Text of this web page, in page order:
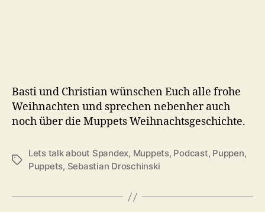
Basti und Christian wünschen Euch alle frohe
Weihnachten und sprechen nebenher auch
noch über die Muppets Weihnachtsgeschichte.
Schlagwörter
Lets talk about Spandex, Muppets, Podcast, Puppen,
Puppets, Sebastian Droschinski